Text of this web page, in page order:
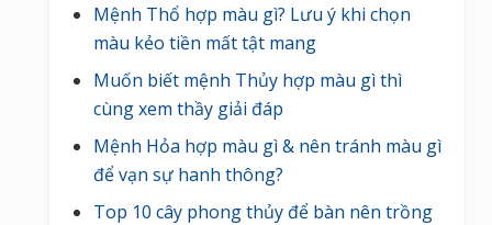
Mệnh Thổ hợp màu gì? Lưu ý khi chọn
màu kẻo tiền mất tật mang
Muốn biết mệnh Thủy hợp màu gì thì
cùng xem thầy giải đáp
Mệnh Hỏa hợp màu gì & nên tránh màu gì
để vạn sự hanh thông?
Top 10 cây phong thủy để bàn nên trồng